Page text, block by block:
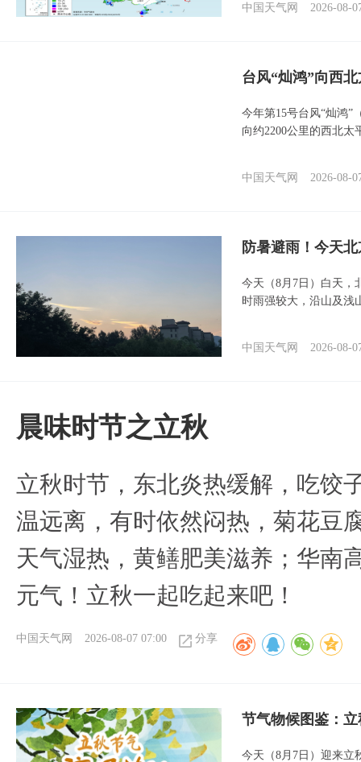
中国天气网 2026-08-
台风“灿鸿”向西
今年第15号台风“灿鸿”
向约2200公里的西北太
中国天气网 2026-08-
防暑避雨！今天
今天（8月7日）白天，
时雨强较大，沿山及浅
中国天气网 2026-08-
晨味时节之立秋
立秋时节，东北炎热缓解，吃饺
温远离，有时依然闷热，菊花豆
天气湿热，黄鳝肥美滋养；华南
元气！立秋一起吃起来吧！
中国天气网 2026-08-07 07:00 分享
节气物候图鉴：
今天（8月7日）迎来立